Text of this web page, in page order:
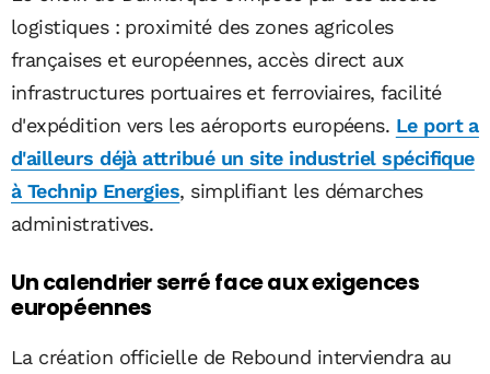
logistiques : proximité des zones agricoles
françaises et européennes, accès direct aux
infrastructures portuaires et ferroviaires, facilité
d'expédition vers les aéroports européens. Le port a
d'ailleurs déjà attribué un site industriel spécifique
à Technip Energies, simplifiant les démarches
administratives.
Un calendrier serré face aux exigences
européennes
La création officielle de Rebound interviendra au